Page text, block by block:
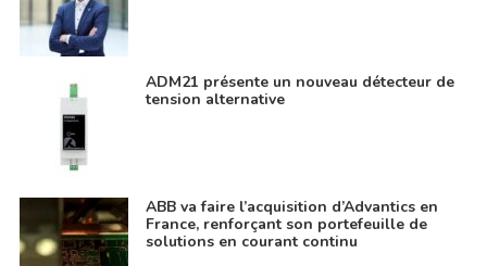
ADM21 présente un nouveau détecteur de
tension alternative
ABB va faire l’acquisition d’Advantics en
France, renforçant son portefeuille de
solutions en courant continu